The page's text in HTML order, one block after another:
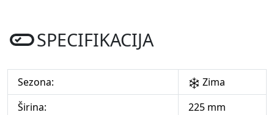
SPECIFIKACIJA
Sezona:
Zima
Širina:
225 mm